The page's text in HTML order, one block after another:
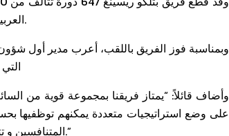
العربية المتحدة بفارق 28 ثانية وفريق “موديف ريسينغ ” من بلجيكا بفارق لفة و 12 ثانية.
وبمناسبة فوز الفريق باللقب، أعرب مدير أول
وأضاف قائلاً: “يمتاز فريقنا بمجموعة قوية من
على وضع استراتيجيات متعددة يمكنهم
المتنافسين و تتويجهم أبطالاً لسباق التحمل للمرة الثانية، و نتمنى لهم الفوز في بطولاتهم المقبلة.”